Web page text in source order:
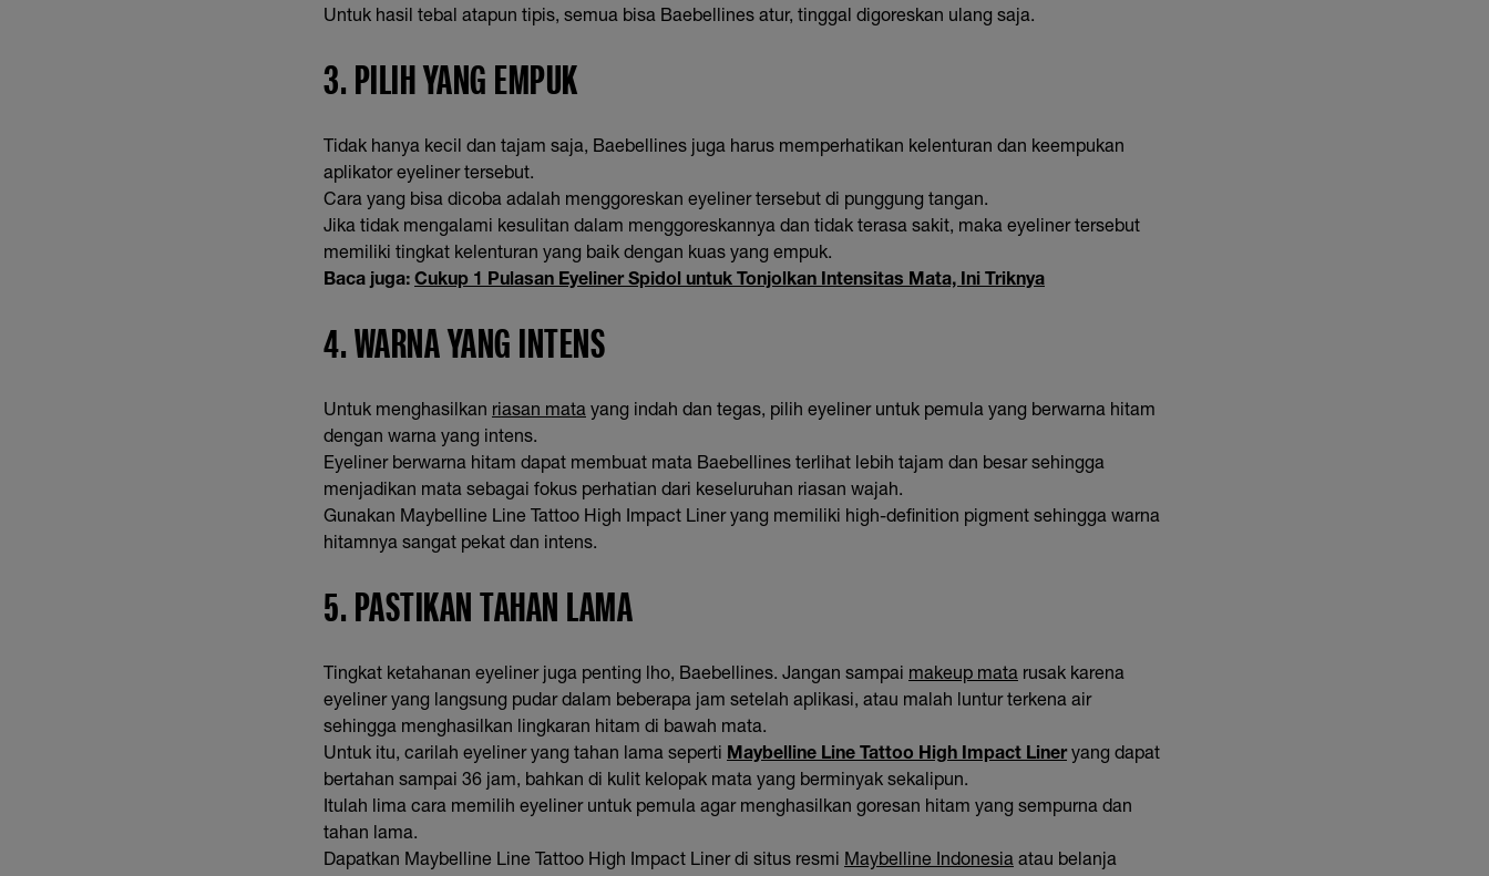
Untuk hasil tebal atapun tipis, semua bisa Baebellines atur, tinggal digoreskan ulang saja.
3. PILIH YANG EMPUK
Tidak hanya kecil dan tajam saja, Baebellines juga harus memperhatikan kelenturan dan keempukan
aplikator eyeliner tersebut.
Cara yang bisa dicoba adalah menggoreskan eyeliner tersebut di punggung tangan.
Jika tidak mengalami kesulitan dalam menggoreskannya dan tidak terasa sakit, maka eyeliner tersebut
memiliki tingkat kelenturan yang baik dengan kuas yang empuk.
Baca juga: Cukup 1 Pulasan Eyeliner Spidol untuk Tonjolkan Intensitas Mata, Ini Triknya
4. WARNA YANG INTENS
Untuk menghasilkan riasan mata yang indah dan tegas, pilih eyeliner untuk pemula yang berwarna hitam
dengan warna yang intens.
Eyeliner berwarna hitam dapat membuat mata Baebellines terlihat lebih tajam dan besar sehingga
menjadikan mata sebagai fokus perhatian dari keseluruhan riasan wajah.
Gunakan Maybelline Line Tattoo High Impact Liner yang memiliki high-definition pigment sehingga warna
hitamnya sangat pekat dan intens.
5. PASTIKAN TAHAN LAMA
Tingkat ketahanan eyeliner juga penting lho, Baebellines. Jangan sampai makeup mata rusak karena
eyeliner yang langsung pudar dalam beberapa jam setelah aplikasi, atau malah luntur terkena air
sehingga menghasilkan lingkaran hitam di bawah mata.
Untuk itu, carilah eyeliner yang tahan lama seperti Maybelline Line Tattoo High Impact Lineryang dapat
bertahan sampai 36 jam, bahkan di kulit kelopak mata yang berminyak sekalipun.
Itulah lima cara memilih eyeliner untuk pemula agar menghasilkan goresan hitam yang sempurna dan
tahan lama.
Dapatkan Maybelline Line Tattoo High Impact Liner di situs resmi Maybelline Indonesia atau belanja